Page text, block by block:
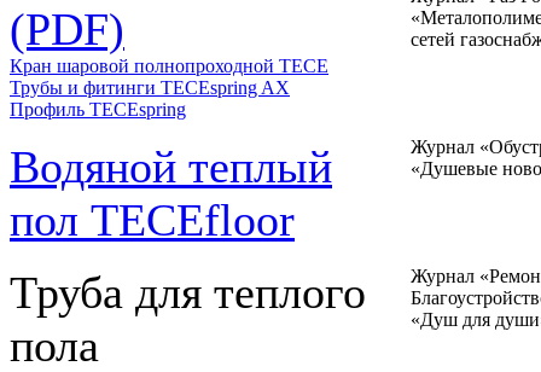
(PDF)
Кран шаровой полнопроходной ТЕСЕ
Трубы и фитинги TECEspring AX
Профиль TECEspring
Водяной теплый
пол TECEfloor
Труба для теплого
пола
сетей
Журнал
«Душевые
Журнал
«Душ для